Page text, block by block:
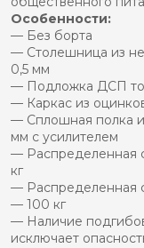
Особенности:
— Без борта
— Столешница из
0,5 мм
— Подложка ДСП
— Каркас из
— Сплошная полка
мм с усилителем
— Распределенная
кг
— Распределенная
— 100 кг
— Наличие
исключает